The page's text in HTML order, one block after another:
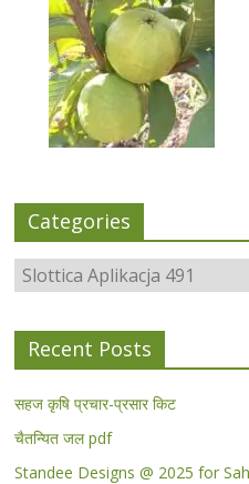
Categories
Categories
Recent Posts
सहज कृषि प्रचार-प्रसार किट
चैतन्यित जल pdf
Standee Designs @ 2025 for